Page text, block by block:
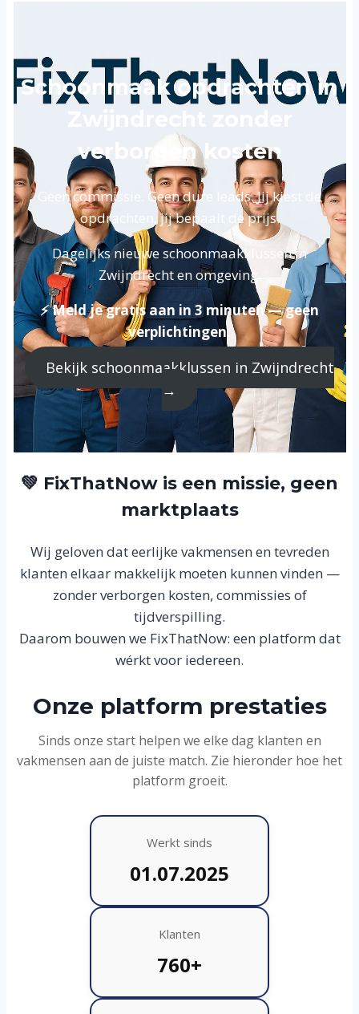
Schoonmaak opdrachten in
verborgen kosten
Geen commissie. Geen dure leads. Jij kiest de
opdrachten, jij bepaalt de prijs.
Dagelijks nieuwe schoonmaakklussen in
Zwijndrecht en omgeving.
⚡ Meld je gratis aan in 3 minuten — geen
verplichtingen.
Bekijk schoonmaakklussen in Zwijndrecht
→
💚 FixThatNow is een missie, geen
marktplaats
Wij geloven dat eerlijke vakmensen en tevreden
klanten elkaar makkelijk moeten kunnen vinden —
zonder verborgen kosten, commissies of
tijdverspilling.
Daarom bouwen we FixThatNow: een platform dat
wérkt voor iedereen.
Onze platform prestaties
Sinds onze start helpen we elke dag klanten en
vakmensen aan de juiste match. Zie hieronder hoe het
platform groeit.
Werkt sinds
01.07.2025
Klanten
760+